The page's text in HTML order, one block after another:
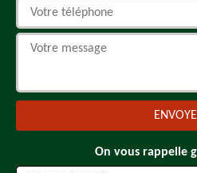
On vous rappelle